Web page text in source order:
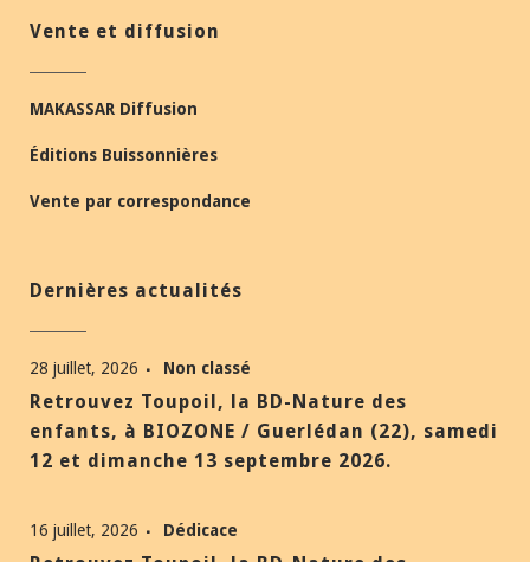
Vente et diffusion
MAKASSAR Diffusion
Éditions Buissonnières
Vente par correspondance
Dernières actualités
28 juillet, 2026 Non classé
Retrouvez Toupoil, la BD-Nature des
enfants, à BIOZONE / Guerlédan (22), samedi
12 et dimanche 13 septembre 2026.
16 juillet, 2026 Dédicace